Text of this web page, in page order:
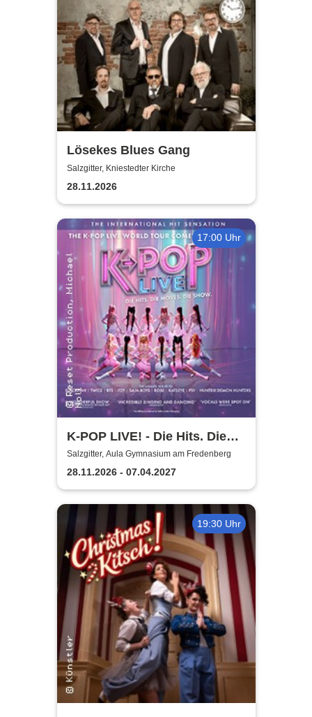
Lösekes Blues Gang
Salzgitter, Kniestedter Kirche
28.11.2026
17:00 Uhr
K-POP LIVE! - Die Hits. Die
Moves. Die Show.
Salzgitter, Aula Gymnasium am Fredenberg
28.11.2026 - 07.04.2027
19:30 Uhr